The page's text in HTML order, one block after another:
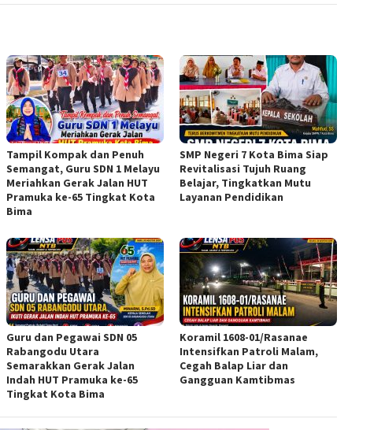
Tampil Kompak dan Penuh
Semangat, Guru SDN 1 Melayu
Meriahkan Gerak Jalan HUT
Pramuka ke-65 Tingkat Kota
Bima
SMP Negeri 7 Kota Bima Siap
Revitalisasi Tujuh Ruang
Belajar, Tingkatkan Mutu
Layanan Pendidikan
Guru dan Pegawai SDN 05
Rabangodu Utara
Semarakkan Gerak Jalan
Indah HUT Pramuka ke-65
Tingkat Kota Bima
Koramil 1608-01/Rasanae
Intensifkan Patroli Malam,
Cegah Balap Liar dan
Gangguan Kamtibmas